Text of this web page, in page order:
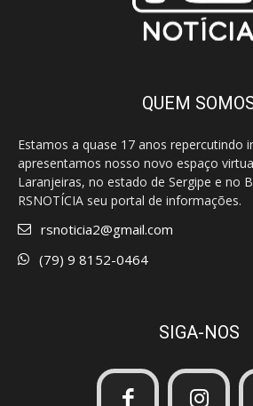
QUEM
Estamos a quase 17 anos repercutindo
apresentamos nosso novo espaço
Laranjeiras, no estado de Sergipe e no
RSNOTÍCIA seu portal de informações.
rsnoticia2@gmail.com
(79) 9 8152-0464
SIGA-NOS